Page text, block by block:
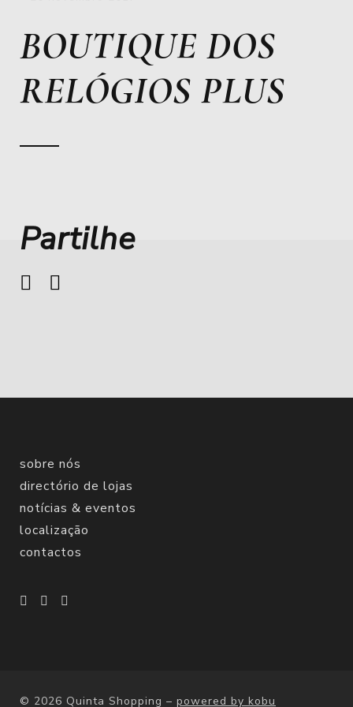
BOUTIQUE DOS
RELÓGIOS PLUS
Partilhe
sobre nós
directório de lojas
notícias & eventos
localização
contactos
© 2026 Quinta Shopping – powered by kobu